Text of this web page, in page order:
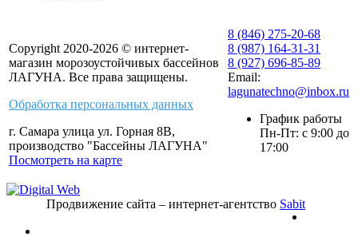
Copyright 2020-2026 © интернет-
магазин морозоустойчивых бассейнов
ЛАГУНА. Все права защищены.
Обработка персональных данных
г. Самара улица ул. Горная 8В,
производство "Бассейны ЛАГУНА"
Посмотреть на карте
8 (846) 275-20-68
8 (987) 164-31-31
8 (927) 696-85-89
Email:
lagunatechno@inbox.ru
График работы
Пн-Пт: с 9:00 до
17:00
Продвижение сайта – интернет-агентство Sabit